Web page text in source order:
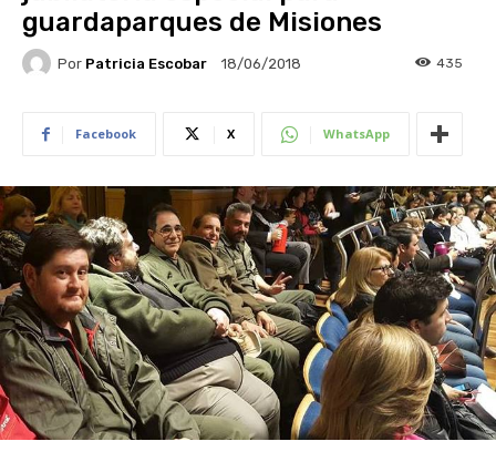
guardaparques de Misiones
Por Patricia Escobar 18/06/2018 435
Facebook X WhatsApp